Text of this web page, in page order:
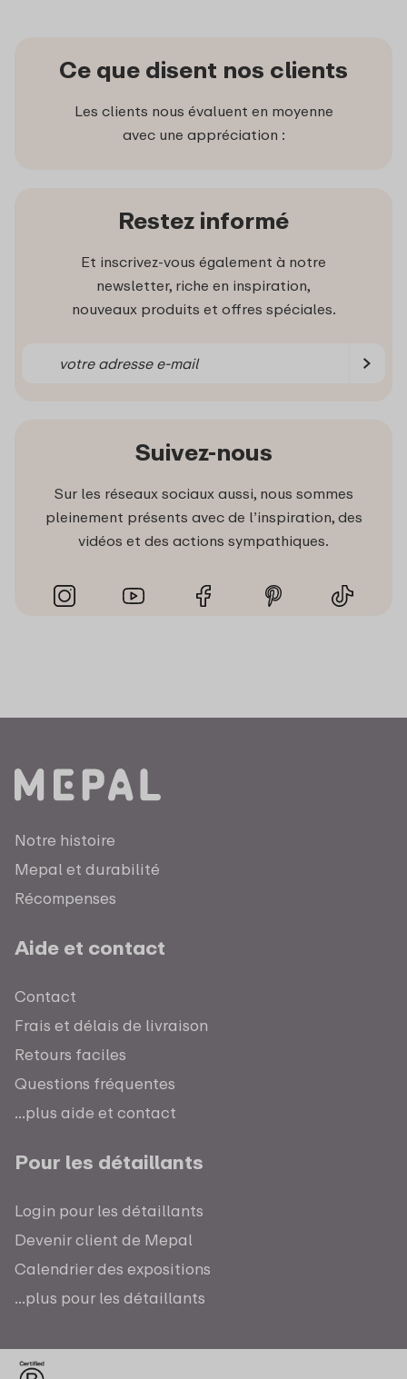
Ce que disent nos clients
Les clients nous évaluent en moyenne
avec une appréciation :
Restez informé
Et inscrivez-vous également à notre
newsletter, riche en inspiration,
nouveaux produits et offres spéciales.
Suivez-nous
Sur les réseaux sociaux aussi, nous sommes
pleinement présents avec de l’inspiration, des
vidéos et des actions sympathiques.
Notre histoire
Mepal et durabilité
Récompenses
Aide et contact
Contact
Frais et délais de livraison
Retours faciles
Questions fréquentes
...plus aide et contact
Pour les détaillants
Login pour les détaillants
Devenir client de Mepal
Calendrier des expositions
...plus pour les détaillants